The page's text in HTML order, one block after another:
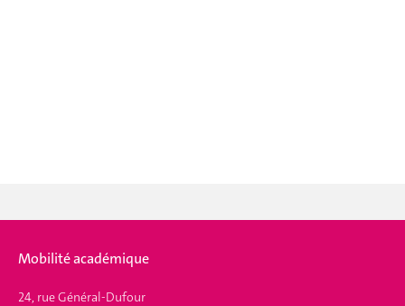
Mobilité académique
24, rue Général-Dufour